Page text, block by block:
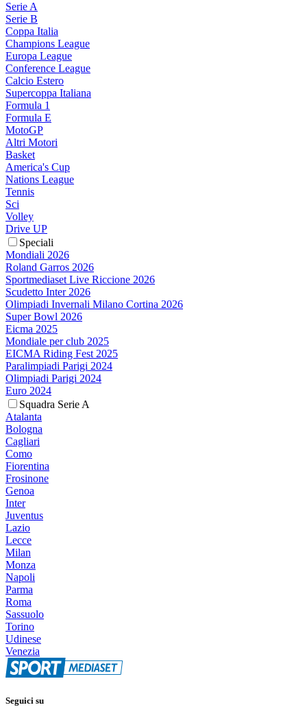
Serie A
Serie B
Coppa Italia
Champions League
Europa League
Conference League
Calcio Estero
Supercoppa Italiana
Formula 1
Formula E
MotoGP
Altri Motori
Basket
America's Cup
Nations League
Tennis
Sci
Volley
Drive UP
Speciali
Mondiali 2026
Roland Garros 2026
Sportmediaset Live Riccione 2026
Scudetto Inter 2026
Olimpiadi Invernali Milano Cortina 2026
Super Bowl 2026
Eicma 2025
Mondiale per club 2025
EICMA Riding Fest 2025
Paralimpiadi Parigi 2024
Olimpiadi Parigi 2024
Euro 2024
Squadra Serie A
Atalanta
Bologna
Cagliari
Como
Fiorentina
Frosinone
Genoa
Inter
Juventus
Lazio
Lecce
Milan
Monza
Napoli
Parma
Roma
Sassuolo
Torino
Udinese
Venezia
Seguici su